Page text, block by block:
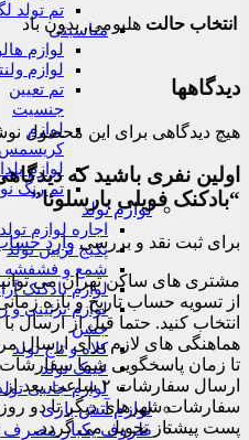
تم تولد
مناسبتی
لوازم
لوازم
تم تعیین
جنسیت
لوازم
کریسمس
لوازم یلدا
تم رنگ
لوازم تولد
اجاره لوازم تولد
پکیج تزیین تولد
شمع و فشفشه
لوازم بادکنک
لوازم تزئینی و
جشن
کلاه و تاج تولد
عینک تولد
لوازم جانبی
لوازم آتش بازی
ظروف یکبار مصرف
انتخاب حالت هلیومی, بدون باد
دیدگاهها
هیچ دیدگاهی برای این محصول
اولین نفری باشید که
“بادکنک فویلی بارسلونا”
برای ثبت نقد و بررسیوارد
مشتری های ساکن تهران می
انتخاب کنید. حتما قبل از
هماهنگی های لازم برای ارسال
تا زمان پاسخگویی شما
ارسال سفارشات ۲
سفارشات شهرهای دیگر تا دو
پست پیشتاز تحویل می گردد.